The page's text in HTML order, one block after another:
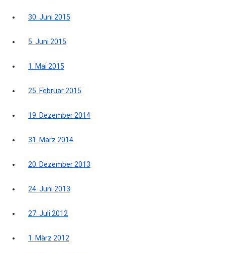
30. Juni 2015
5. Juni 2015
1. Mai 2015
25. Februar 2015
19. Dezember 2014
31. März 2014
20. Dezember 2013
24. Juni 2013
27. Juli 2012
1. März 2012